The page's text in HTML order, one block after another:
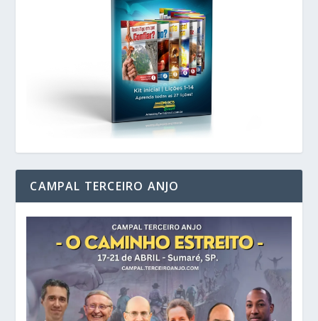
CAMPAL TERCEIRO ANJO